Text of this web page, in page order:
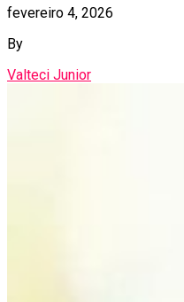
fevereiro 4, 2026
By
Valteci Junior